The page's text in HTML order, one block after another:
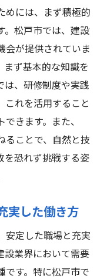
めには、まず積極的
。松戸市では、建設
会が提供されていま
ず基本的な知識を
は、研修制度や実践
れを活用すること
きます。また、
ることで、自然と技
を恐れず挑戦する姿
実した働き方
安定した職場と充実
設業界において需要
です。特に松戸市で